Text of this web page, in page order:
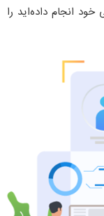
انجام داده‌اید را